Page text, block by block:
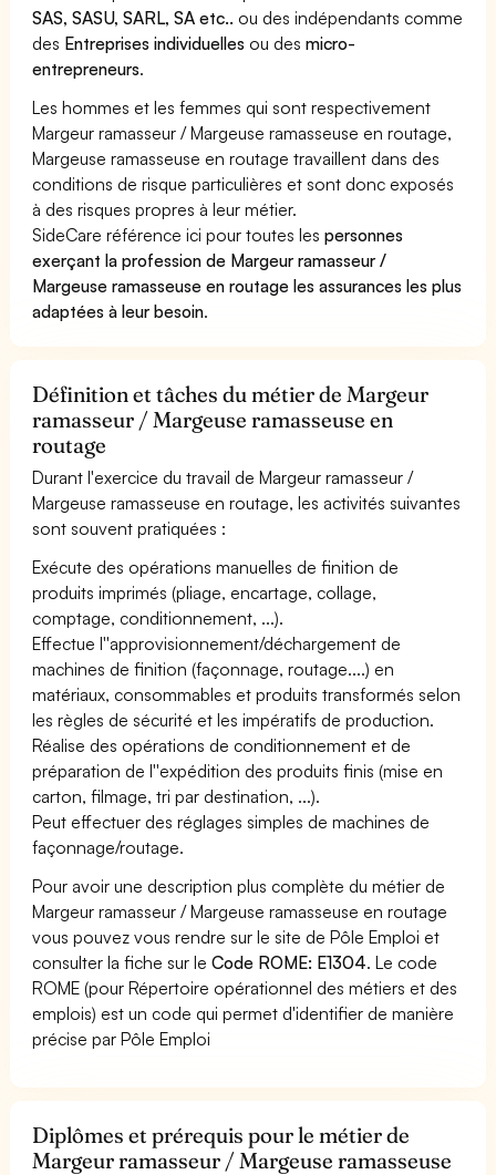
SAS, SASU, SARL, SA etc.. ou des indépendants comme
des Entreprises individuelles ou desmicro-
entrepreneurs.
Les hommes et les femmes qui sont respectivement
Margeur ramasseur / Margeuse ramasseuse en routage,
Margeuse ramasseuse en routage travaillent dans des
conditions de risque particulières et sont donc exposés
à des risques propres à leur métier.
SideCare référence ici pour toutes lespersonnes
exerçant la profession de Margeur ramasseur /
Margeuse ramasseuse en routage les assurances les plus
adaptées à leur besoin.
Définition et tâches du métier de Margeur
ramasseur / Margeuse ramasseuse en
routage
Durant l'exercice du travail de Margeur ramasseur /
Margeuse ramasseuse en routage, les activités suivantes
sont souvent pratiquées :
Exécute des opérations manuelles de finition de
produits imprimés (pliage, encartage, collage,
comptage, conditionnement, ...).
Effectue l''approvisionnement/déchargement de
machines de finition (façonnage, routage....) en
matériaux, consommables et produits transformés selon
les règles de sécurité et les impératifs de production.
Réalise des opérations de conditionnement et de
préparation de l''expédition des produits finis (mise en
carton, filmage, tri par destination, ...).
Peut effectuer des réglages simples de machines de
façonnage/routage.
Pour avoir une description plus complète du métier de
Margeur ramasseur / Margeuse ramasseuse en routage
vous pouvez vous rendre sur le site de Pôle Emploi et
consulter la fiche sur leCode ROME: E1304. Le code
ROME (pour Répertoire opérationnel des métiers et des
emplois) est un code qui permet d'identifier de manière
précise par Pôle Emploi
Diplômes et prérequis pour le métier de
Margeur ramasseur / Margeuse ramasseuse